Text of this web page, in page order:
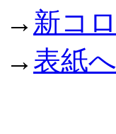
→ 新コ
→ 表紙へ